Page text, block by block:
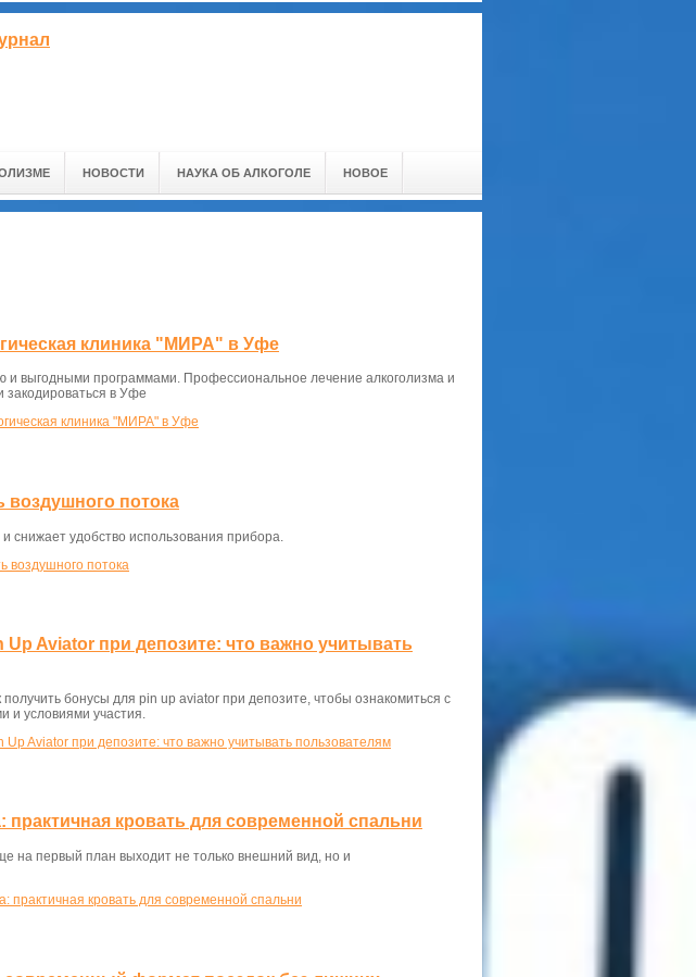
НОВОСТИ НАУКА ОБ АЛКОГОЛЕ НОВОЕ
клиника "МИРА" в Уфе
выгодными программами. Профессиональное лечение алкоголизма и
закодироваться в Уфе
клиника "МИРА" в Уфе
воздушного потока
снижает удобство использования прибора.
воздушного потока
Up Aviator при депозите: что важно учитывать
бонусы для pin up aviator при депозите, чтобы ознакомиться с
условиями участия.
Aviator при депозите: что важно учитывать пользователям
практичная кровать для современной спальни
на первый план выходит не только внешний вид, но и
кровать для современной спальни